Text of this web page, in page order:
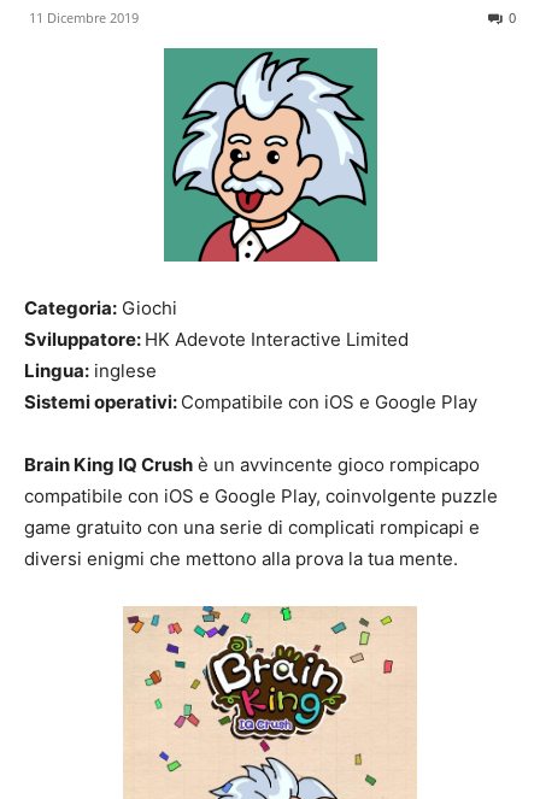
11 Dicembre 2019 0
Categoria: Giochi
Sviluppatore: HK Adevote Interactive Limited
Lingua: inglese
Sistemi operativi: Compatibile con iOS e Google Play
Brain King IQ Crush è un avvincente gioco rompicapo
compatibile con iOS e Google Play, coinvolgente puzzle
game gratuito con una serie di complicati rompicapi e
diversi enigmi che mettono alla prova la tua mente.